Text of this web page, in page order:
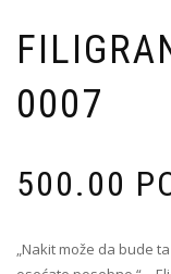
0007
500.00
„Nakit može da bude